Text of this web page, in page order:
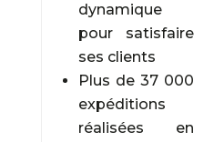
dynamique
pour satisfaire
ses clients
Plus de 37 000
expéditions
réalisées en